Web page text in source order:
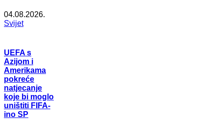
04.08.2026.
Svijet
UEFA s
Azijom i
Amerikama
pokreće
natjecanje
koje bi moglo
uništiti FIFA-
ino SP